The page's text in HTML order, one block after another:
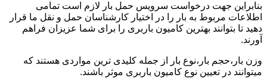
بنابراین جهت درخواست سرویس حمل بار لازم است تمامی
اطلاعات مربوط به بار را در اختیار کارشناسان حمل و نقل ما قرار
دهید تا بتوانند بهترین کامیون باربری را برای شما عزیزان فراهم
آورند.
وزن بار،حجم بار،نوع بار از جمله کلیدی ترین مواردی هستند که
میتوانند در تعیین نوع کامیون باربری موثر باشند.